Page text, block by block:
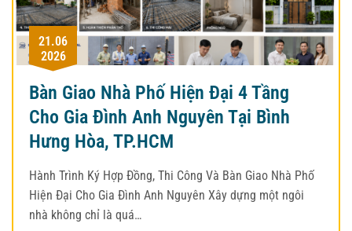
21.06
2026
Bàn Giao Nhà Phố Hiện Đại 4 Tầng
Cho Gia Đình Anh Nguyên Tại Bình
Hưng Hòa, TP.HCM
Hành Trình Ký Hợp Đồng, Thi Công Và Bàn Giao Nhà Phố
Hiện Đại Cho Gia Đình Anh Nguyên Xây dựng một ngôi
nhà không chỉ là quá…